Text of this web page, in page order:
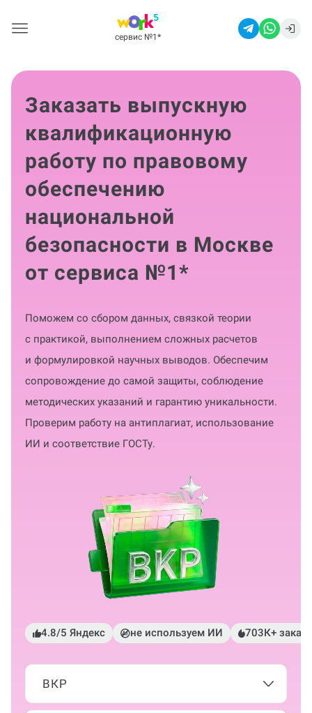
сервис №1 *
Заказать выпускную
квалификационную
работу по правовому
обеспечению
национальной
безопасности в Москве
от сервиса №1*
Поможем со сбором данных, связкой теории
с практикой, выполнением сложных расчетов
и формулировкой научных выводов. Обеспечим
сопровождение до самой защиты, соблюдение
методических указаний и гарантию уникальности.
Проверим работу на антиплагиат, использование
ИИ и соответствие ГОСТу.
4.8/5 Яндекс не используем ИИ 703К+
ВКР